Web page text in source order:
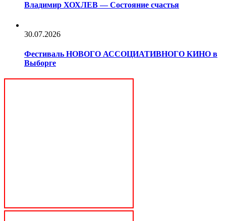
Владимир ХОХЛЕВ — Состояние счастья
30.07.2026
Фестиваль НОВОГО АССОЦИАТИВНОГО КИНО в
Выборге